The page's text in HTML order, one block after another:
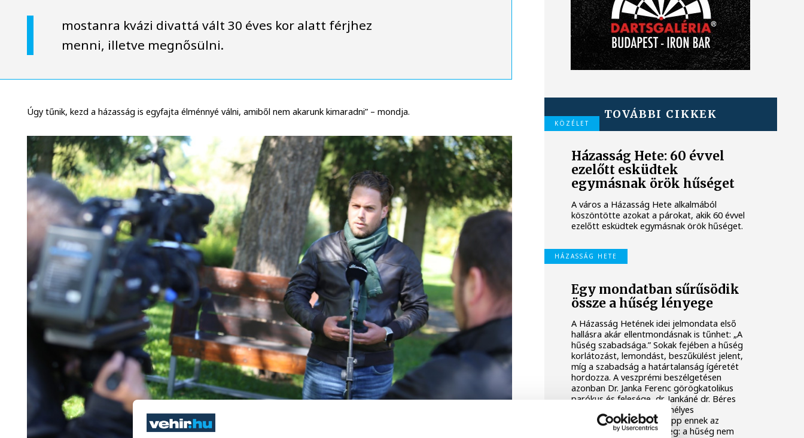
mostanra kvázi divattá vált 30 éves kor alatt férjhez
menni, illetve megnősülni.
Úgy tűnik, kezd a házasság is egyfajta élménnyé válni, amiből nem akarunk kimaradni” – mondja. TOVÁBBI CIKKEK
KÖZÉLET
Házasság Hete: 60 évvel
ezelőtt esküdtek
egymásnak örök hűséget
A város a Házasság Hete alkalmából
köszöntötte azokat a párokat, akik 60 évvel
ezelőtt esküdtek egymásnak örök hűséget.
HÁZASSÁG HETE
Egy mondatban sűrűsödik
össze a hűség lényege
A Házasság Hetének idei jelmondata első
hallásra akár ellentmondásnak is tűnhet: „A
hűség szabadsága.” Sokak fejében a hűség
korlátozást, lemondást, beszűkülést jelent,
míg a szabadság a határtalanság ígéretét
hordozza. A veszprémi beszélgetésen
azonban Dr. Janka Ferenc görögkatolikus
parókus és felesége, dr. Jankáné dr. Béres
Mária gyógyszerész személyes
történeteiken keresztül épp ennek az
ellenkezőjét mutatták meg: a hűség nem